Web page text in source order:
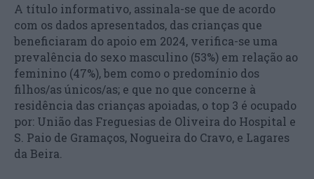
A título informativo, assinala-se que de acordo
com os dados apresentados, das crianças que
beneficiaram do apoio em 2024, verifica-se uma
prevalência do sexo masculino (53%) em relação ao
feminino (47%), bem como o predomínio dos
filhos/as únicos/as; e que no que concerne à
residência das crianças apoiadas, o top 3 é ocupado
por: União das Freguesias de Oliveira do Hospital e
S. Paio de Gramaços, Nogueira do Cravo, e Lagares
da Beira.